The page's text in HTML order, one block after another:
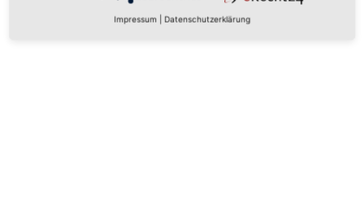
Impressum Datenschutzerklärung